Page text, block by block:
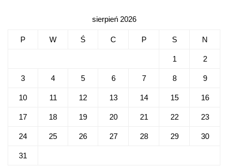
sierpień 2026
P W Ś C P S N
1 2
3 4 5 6 7 8 9
10 11 12 13 14 15 16
17 18 19 20 21 22 23
24 25 26 27 28 29 30
31